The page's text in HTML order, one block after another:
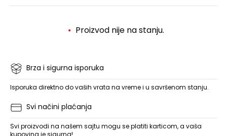
Proizvod nije na stanju.
Brza i sigurna isporuka
Isporuka direktno do vaših vrata na vreme i u savršenom stanju.
Svi načini plaćanja
Svi proizvodi na našem sajtu mogu se platiti karticom, a vaša
kupovina je sigurna!